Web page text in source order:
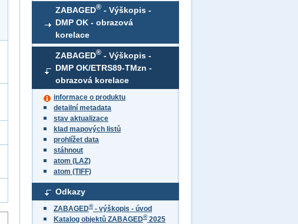
ZABAGED® - Výškopis -
DMP OK - obrazová
korelace
ZABAGED® - Výškopis -
DMP OK/ETRS89-TMzn -
obrazová korelace
informace o produktu
detailní metadata
stav aktualizace
klad mapových listů
prohlížet data
stáhnout
atom (LAZ)
atom (TIFF)
Odkazy
ZABAGED®- výškopis - úvod
Katalog objektů ZABAGED®2025